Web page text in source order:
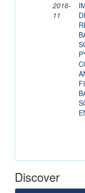
2016-
11
Discover